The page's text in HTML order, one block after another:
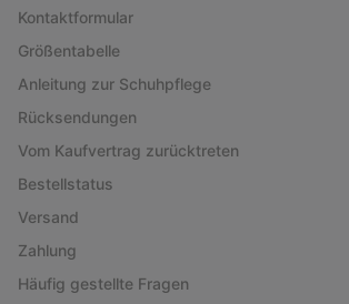
Kontaktformular
Größentabelle
Anleitung zur Schuhpflege
Rücksendungen
Vom Kaufvertrag zurücktreten
Bestellstatus
Versand
Zahlung
Häufig gestellte Fragen